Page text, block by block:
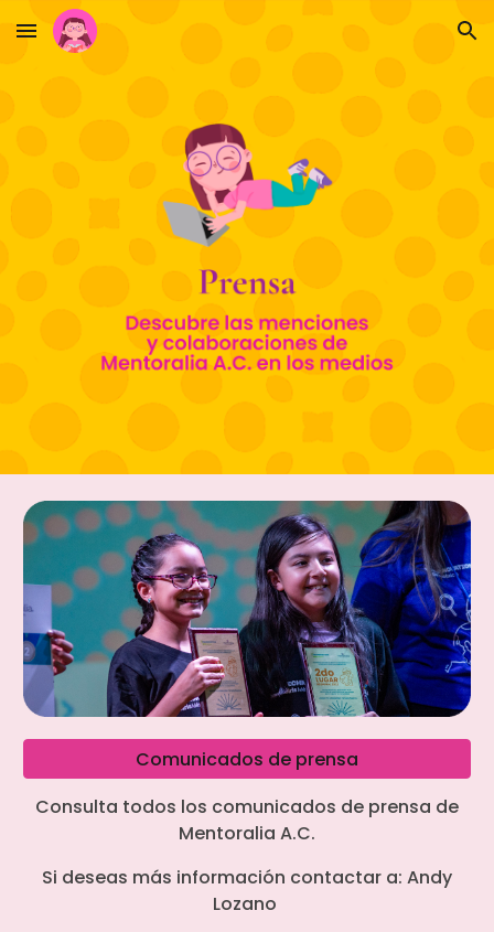
Skip to main content Skip to navigation
Comunicados de prensa
Consulta todos los comunicados de prensa de
Mentoralia A.C.
Si deseas más información contactar a: Andy
Lozano